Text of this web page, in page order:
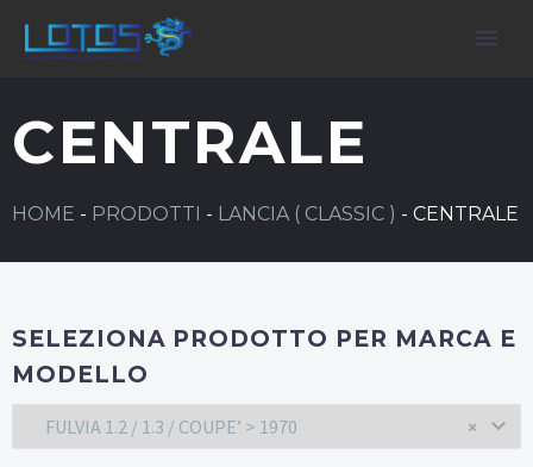
CENTRALE
HOME - PRODOTTI - LANCIA ( CLASSIC ) - CENTRALE
SELEZIONA PRODOTTO PER MARCA E
MODELLO
×
FULVIA 1.2 / 1.3 / COUPE’ > 1970